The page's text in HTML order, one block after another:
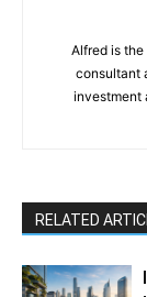
Alfred is
consultant
investment
RELATED